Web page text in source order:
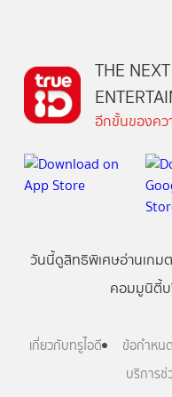
THE
อีกขั้นของคว
วันนี้ดูสิทธิพิเศษอ่านเกม
คอมมูนิตี้
เกี่ยวกับทรูไอดี ข้อกำหนด
บริการช่